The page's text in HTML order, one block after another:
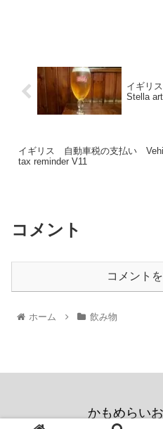
イギリ
Stella
イギリス 自動車税の支払い
tax reminder V11
コメント
コメント
ホーム 飲み物
かもめらい